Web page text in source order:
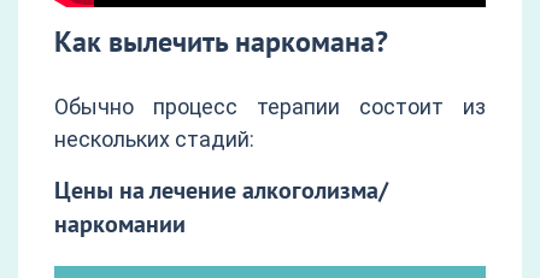
Как вылечить наркомана?
Обычно процесс терапии состоит из
нескольких стадий:
Цены на лечение алкоголизма/
наркомании